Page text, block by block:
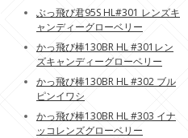
ぶっ飛び君95S HL#301 レンズキ
ャンディーグローベリー
かっ飛び棒130BR HL #301レン
ズキャンディーグローベリー
かっ飛び棒130BR HL #302 ブル
ピンイワシ
かっ飛び棒130BR HL #303 イナ
ッコレンズグローベリー